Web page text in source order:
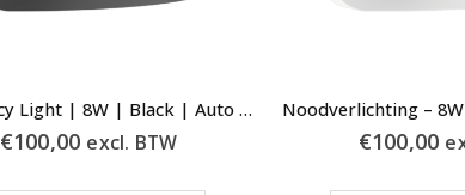
Emergency Light | 8W | Black | Auto Test
€100,00 excl. BTW
Noodverlichting –
€100,00